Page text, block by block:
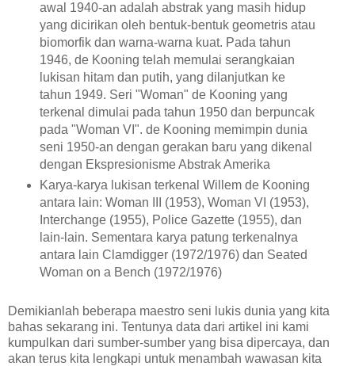
awal 1940-an adalah abstrak yang masih hidup
yang dicirikan oleh bentuk-bentuk geometris atau
biomorfik dan warna-warna kuat. Pada tahun
1946, de Kooning telah memulai serangkaian
lukisan hitam dan putih, yang dilanjutkan ke
tahun 1949. Seri "Woman" de Kooning yang
terkenal dimulai pada tahun 1950 dan berpuncak
pada "Woman VI". de Kooning memimpin dunia
seni 1950-an dengan gerakan baru yang dikenal
dengan Ekspresionisme Abstrak Amerika
Karya-karya lukisan terkenal Willem de Kooning
antara lain: Woman III (1953), Woman VI (1953),
Interchange (1955), Police Gazette (1955), dan
lain-lain. Sementara karya patung terkenalnya
antara lain Clamdigger (1972/1976) dan Seated
Woman on a Bench (1972/1976)
Demikianlah beberapa maestro seni lukis dunia yang kita
bahas sekarang ini. Tentunya data dari artikel ini kami
kumpulkan dari sumber-sumber yang bisa dipercaya, dan
akan terus kita lengkapi untuk menambah wawasan kita